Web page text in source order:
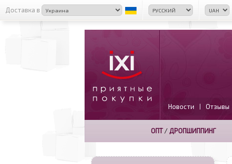
Доставка в
Новости | Отзывы
ОПТ/ ДРОПШИППИНГ